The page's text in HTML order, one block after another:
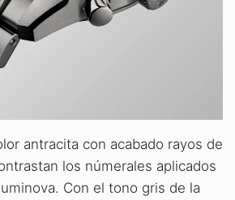
antracita con acabado rayos de
los númerales aplicados
Con el tono gris de la